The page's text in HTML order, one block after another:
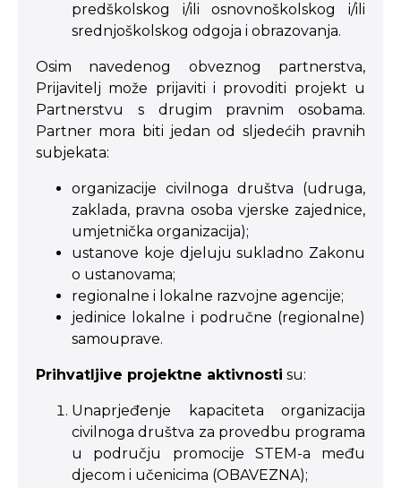
predškolskog i/ili osnovnoškolskog i/ili
srednjoškolskog odgoja i obrazovanja.
Osim navedenog obveznog partnerstva,
Prijavitelj može prijaviti i provoditi projekt u
Partnerstvu s drugim pravnim osobama.
Partner mora biti jedan od sljedećih pravnih
subjekata:
organizacije civilnoga društva (udruga,
zaklada, pravna osoba vjerske zajednice,
umjetnička organizacija);
ustanove koje djeluju sukladno Zakonu
o ustanovama;
regionalne i lokalne razvojne agencije;
jedinice lokalne i područne (regionalne)
samouprave.
Prihvatljive projektne aktivnosti su:
Unaprjeđenje kapaciteta organizacija
civilnoga društva za provedbu programa
u području promocije STEM-a među
djecom i učenicima (OBAVEZNA);